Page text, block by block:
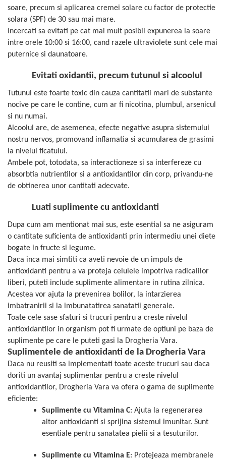
soare, precum si aplicarea cremei solare cu factor de protectie
solara (SPF) de 30 sau mai mare.
Incercati sa evitati pe cat mai mult posibil expunerea la soare
intre orele 10:00 si 16:00, cand razele ultraviolete sunt cele mai
puternice si daunatoare.
Evitati oxidantii, precum tutunul si alcoolul
Tutunul este foarte toxic din cauza cantitatii mari de substante
nocive pe care le contine, cum ar fi nicotina, plumbul, arsenicul
si nu numai.
Alcoolul are, de asemenea, efecte negative asupra sistemului
nostru nervos, promovand inflamatia si acumularea de grasimi
la nivelul ficatului.
Ambele pot, totodata, sa interactioneze si sa interfereze cu
absorbtia nutrientilor si a antioxidantilor din corp, privandu-ne
de obtinerea unor cantitati adecvate.
Luati suplimente cu antioxidanti
Dupa cum am mentionat mai sus, este esential sa ne asiguram
o cantitate suficienta de antioxidanti prin intermediu unei diete
bogate in fructe si legume.
Daca inca mai simtiti ca aveti nevoie de un impuls de
antioxidanti pentru a va proteja celulele impotriva radicalilor
liberi, puteti include suplimente alimentare in rutina zilnica.
Acestea vor ajuta la prevenirea bolilor, la intarzierea
imbatranirii si la imbunatatirea sanatatii generale.
Toate cele sase sfaturi si trucuri pentru a creste nivelul
antioxidantilor in organism pot fi urmate de optiuni pe baza de
suplimente pe care le puteti gasi la Drogheria Vara.
Suplimentele de antioxidanti de la Drogheria Vara
Daca nu reusiti sa implementati toate aceste trucuri sau daca
doriti un avantaj suplimentar pentru a creste nivelul
antioxidantilor, Drogheria Vara va ofera o gama de suplimente
eficiente:
Suplimente cu Vitamina C: Ajuta la regenerarea
altor antioxidanti si sprijina sistemul imunitar. Sunt
esentiale pentru sanatatea pielii si a tesuturilor.
Suplimente cu Vitamina E: Protejeaza membranele